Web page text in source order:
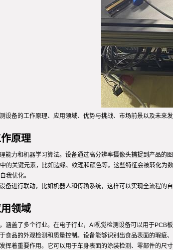
设备的工作原理、应用领域、优势与挑战、市场前景以及未来
原理
能力和机器学习算法。设备通过高分辨率摄像头捕捉到产品的
的关键元素，比如边缘、纹理和颜色等。这些特征会被转化
我优化。
备进行联动，比如机器人和传输系统，这样可以实现全流程的
领域
涵盖了多个行业。在电子行业，AI视觉检测设备可以用于PCB
食品的外观检测和质量控制。设备能够识别出食品表面的瑕疵
挥着重要作用。它可以用于车身表面的涂装检测、零部件的尺